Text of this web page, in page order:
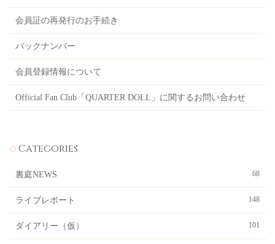
会員証の再発行のお手続き
バックナンバー
会員登録情報について
Official Fan Club「QUARTER DOLL」に関するお問い合わせ
Categories
裏庭NEWS 68
ライブレポート 148
ダイアリー（仮） 101